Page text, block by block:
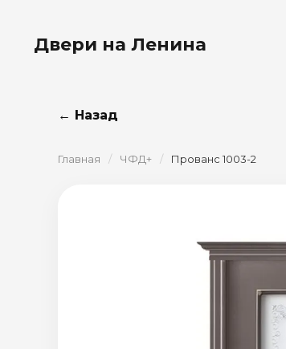
Двери на Ленина
← Назад
Главная / ЧФД+ / Прованс 1003-2